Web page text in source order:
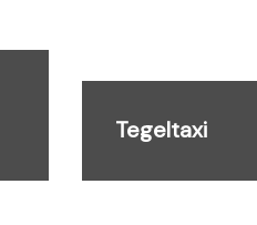
Tegeltaxi